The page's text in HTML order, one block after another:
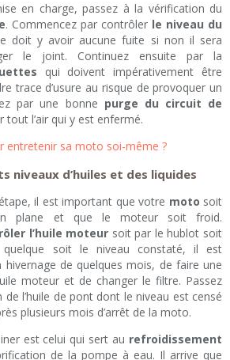
en charge, passez à la vérification du
. Commencez par contrôler le niveau du
doit y avoir aucune fuite si non il sera
le joint. Continuez ensuite par la
qui doivent impérativement être
trace d’usure au risque de provoquer un
par une bonne purge du circuit de
tout l’air qui y est enfermé.
entretenir sa moto soi-même ?
niveaux d’huiles et des liquides
il est important que votre moto soit
plane et que le moteur soit froid.
l’huile moteur soit par le hublot soit
soit le niveau constaté, il est
de quelques mois, de faire une
moteur et de changer le filtre. Passez
l’huile de pont dont le niveau est censé
plusieurs mois d’arrêt de la moto.
est celui qui sert au refroidissement
de la pompe à eau. Il arrive que